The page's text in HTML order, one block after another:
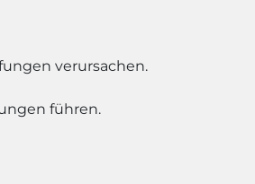
verursachen.
führen.